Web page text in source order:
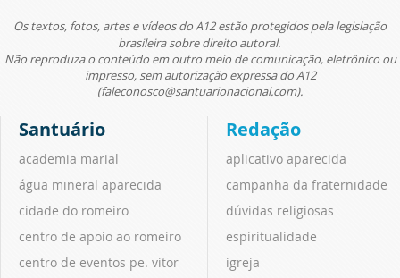
Os textos, fotos, artes e vídeos do A12 estão protegidos pela legislação
brasileira sobre direito autoral.
Não reproduza o conteúdo em outro meio de comunicação, eletrônico ou
impresso, sem autorização expressa do A12
(faleconosco@santuarionacional.com).
Santuário
academia marial
água mineral aparecida
cidade do romeiro
centro de apoio ao romeiro
centro de eventos pe. vitor
Redação
aplicativo aparecida
campanha da fraternidade
dúvidas religiosas
espiritualidade
igreja